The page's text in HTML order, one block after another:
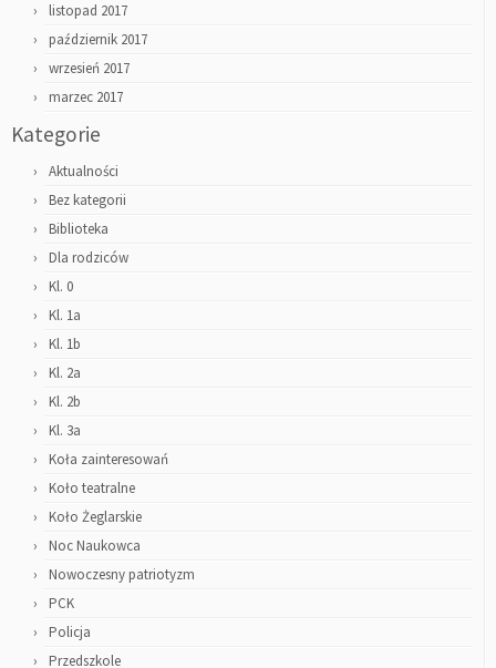
listopad 2017
październik 2017
wrzesień 2017
marzec 2017
Kategorie
Aktualności
Bez kategorii
Biblioteka
Dla rodziców
Kl. 0
Kl. 1a
Kl. 1b
Kl. 2a
Kl. 2b
Kl. 3a
Koła zainteresowań
Koło teatralne
Koło Żeglarskie
Noc Naukowca
Nowoczesny patriotyzm
PCK
Policja
Przedszkole